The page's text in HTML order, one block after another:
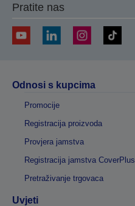
Pratite nas
Odnosi s kupcima
Promocije
Registracija proizvoda
Provjera jamstva
Registracija jamstva CoverPlus
Pretraživanje trgovaca
Uvjeti